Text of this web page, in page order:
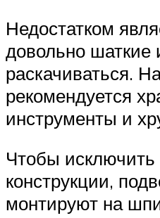
Недостатком
довольно шаткие
раскачиваться.
рекомендуется
инструменты и
Чтобы исключить
конструкции,
монтируют на